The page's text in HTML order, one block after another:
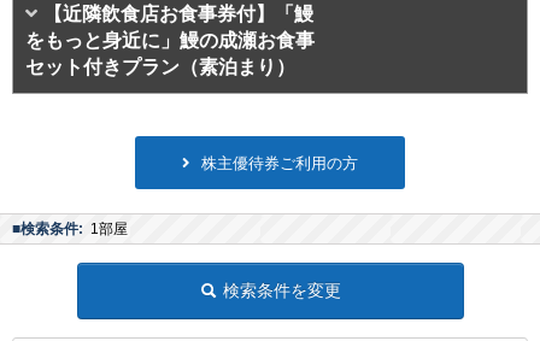
【近隣飲食店お食事券付】「鰻
をもっと身近に」鰻の成瀬お食事
セット付きプラン（素泊まり）
株主優待券ご利用の方
■検索条件: 1部屋
検索条件を変更